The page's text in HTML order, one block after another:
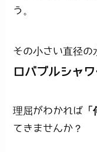
う。
その小さい直径の
ロバブルシャワ
理屈がわかれば
てきませんか？